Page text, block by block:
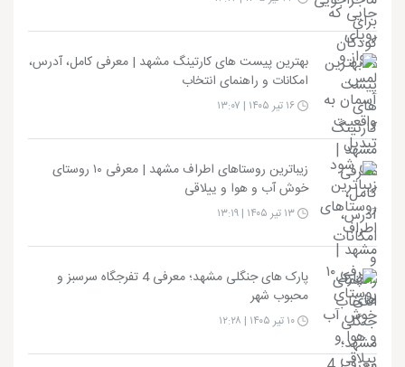
بهترین پیست های کارتینگ مشهد | معرفی کامل، آدرس،
امکانات و راهنمای انتخاب
زیباترین روستاهای اطراف مشهد | معرفی ۱۰ روستای
خوش آب و هوا و ییلاقی
پارک های جنگلی مشهد؛ معرفی 4 تفرجگاه سرسبز و
محبوب شهر